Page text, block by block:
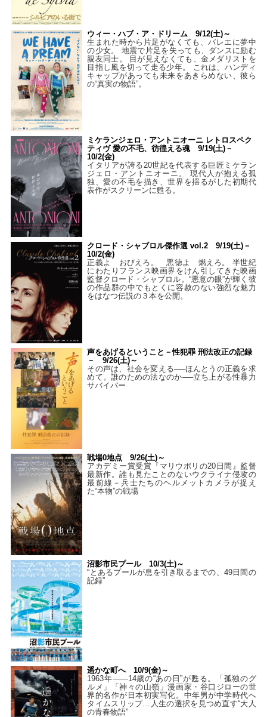
ウィー・ハブ・ア・ドリーム 9/12(土)～
生まれた時から片足がなくても、バレエに夢中
の少女。 地震で片足を失っても、ダンスに励む
親友同士。 目が見えなくても、金メダリストを
目指し風を切って走る少年。 これは、ハンディ
キャップがあっても未来をあきらめない、彼ら
の“真実の物語”。
ミケランジェロ・アントニオーニ レトロスペク
ティヴ 愛の不毛、彷徨える魂 9/19(土)－
10/2(金)
イタリアが誇る20世紀を代表する巨匠ミケラン
ジェロ・アントニオーニ。 現代人が抱える孤
独、愛の不毛を描き、世界を揺るがした初期代
表作がスクリーンに甦る。
クロード・シャブロル傑作選 vol.2 9/19(土)－
10/2(金)
正義よ おびえろ。 悪徳よ 燃えろ。 半世紀
にわたりフランス映画界をけん引してきた映画
監督クロード・シャブロル。“悪意の眼”が輝く彼
の作品群の中でもとくに容赦のない強烈な魅力
をはなつ伝説の３本を公開。
声をあげるということ－性犯罪 刑法改正の記録
－ 9/26(土)～
その声は、社会を変える──ほんとうの正義を求
めて。誰のための法なのか──立ち上がる性暴力
サバイバー
戦場0地点 9/26(土)～
アカデミー賞受賞『マリウポリの20日間』監督
最新作。誰も見たことのないウクライナ侵攻の
最前線－兵士たちのヘルメットカメラが捉え
た“本物”の戦場
沼影市民プール 10/3(土)～
“とあるプールが息を引き取るまでの、49日間の
記録”
遥かな町へ 10/9(金)～
1963年――14歳の“あの日”が甦る。「孤独のグ
ルメ」「神々の山嶺」漫画家・谷口ジローの世
界的名作が日本初実写化。中年男が中学時代へ
タイムスリップ…人生の選択を見つめ直す“大人
の青春物語”